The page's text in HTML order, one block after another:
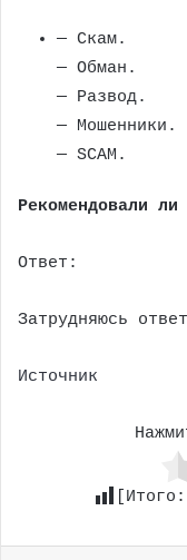
— Скам.
— Обман.
— Развод.
— Мошенники.
— SCAM.
Рекомендовали
Ответ:
Затрудняюсь
Источник
[Итого: